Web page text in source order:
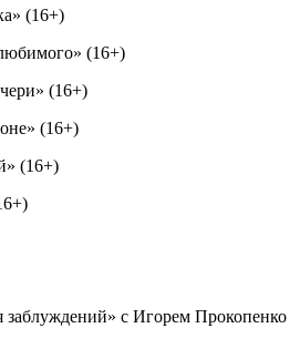
(16+)
(16+)
(16+)
(16+)
(16+)
заблуждений» с Игорем Прокопенко